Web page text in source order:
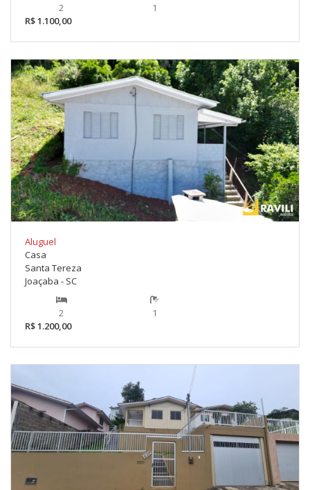
2
1
R$ 1.100,00
Aluguel
Casa
Santa Tereza
Joaçaba - SC
2
1
R$ 1.200,00